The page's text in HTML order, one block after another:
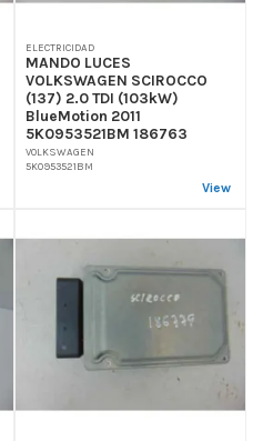
ELECTRICIDAD
MANDO LUCES
VOLKSWAGEN SCIROCCO
(137) 2.0 TDI (103kW)
BlueMotion 2011
5K0953521BM 186763
VOLKSWAGEN
5K0953521BM
View